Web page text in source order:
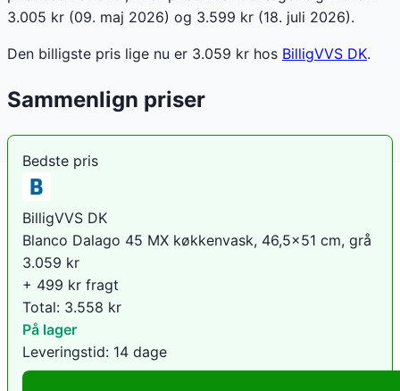
3.005 kr (09. maj 2026) og 3.599 kr (18. juli 2026).
Den billigste pris lige nu er 3.059 kr hos BilligVVS DK.
Sammenlign priser
Bedste pris
BilligVVS DK
Blanco Dalago 45 MX køkkenvask, 46,5x51 cm, grå
3.059 kr
+ 499 kr fragt
Total: 3.558 kr
På lager
Leveringstid: 14 dage